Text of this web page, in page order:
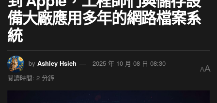
備大廠應用多年的網路檔案系
統
by Ashley Hsieh
2025 年 10 月 08 日 08:30
閱讀時間: 2 分鐘
AA